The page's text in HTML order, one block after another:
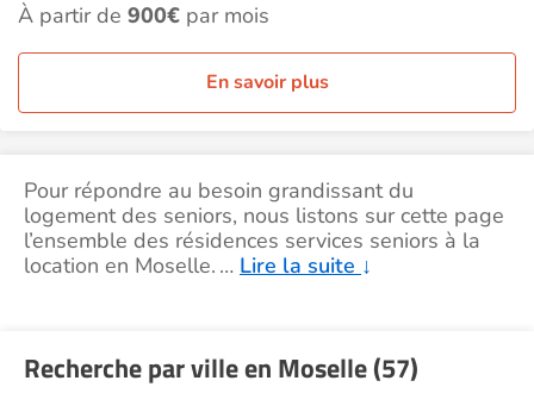
À partir de 900€ par mois
En savoir plus
Pour répondre au besoin grandissant du
logement des seniors, nous listons sur cette page
l’ensemble des résidences services seniors à la
location en Moselle. … Lire la suite ↓
Recherche par ville en Moselle (57)